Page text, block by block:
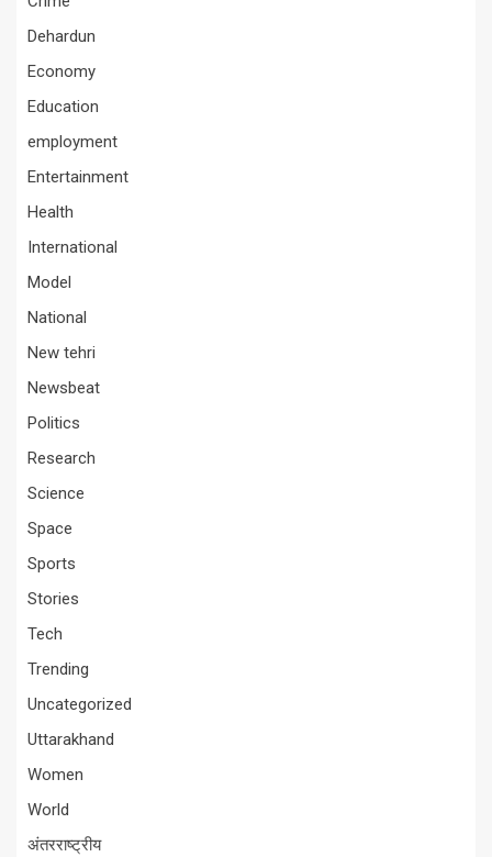
Dehardun
Economy
Education
employment
Entertainment
Health
International
Model
National
New tehri
Newsbeat
Politics
Research
Science
Space
Sports
Stories
Tech
Trending
Uncategorized
Uttarakhand
Women
World
अंतरराष्ट्रीय